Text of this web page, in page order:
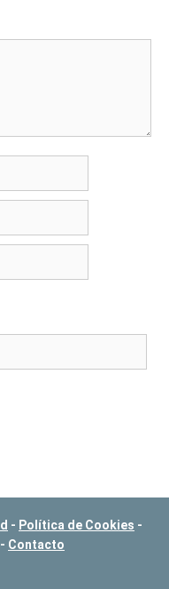
- Política de Cookies -
- Contacto